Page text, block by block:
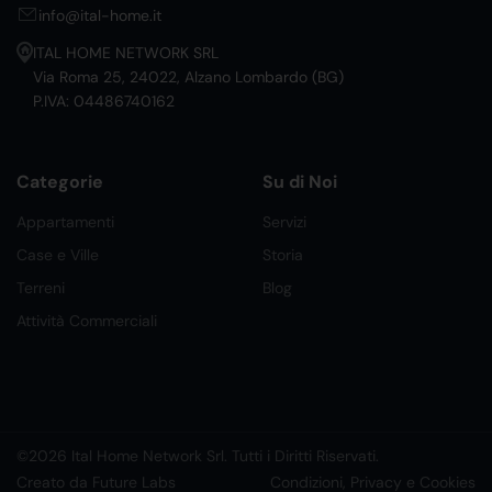
info@ital-home.it
ITAL HOME NETWORK SRL
Via Roma 25, 24022, Alzano Lombardo (BG)
P.IVA: 04486740162
Categorie
Appartamenti
Case e Ville
Terreni
Attività Commerciali
Su di Noi
Servizi
Storia
Blog
©2026 Ital Home Network Srl. Tutti i Diritti Riservati.
Creato da Future Labs
Condizioni, Privacy e Cookies